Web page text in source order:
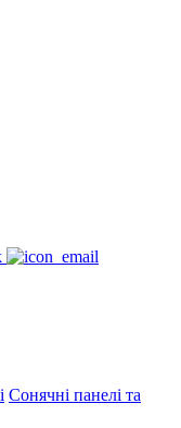
Сонячні панелі та